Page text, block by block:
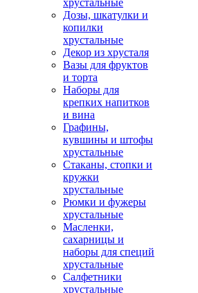
хрустальные
Дозы, шкатулки и
копилки
хрустальные
Декор из хрусталя
Вазы для фруктов
и торта
Наборы для
крепких напитков
и вина
Графины,
кувшины и штофы
хрустальные
Стаканы, стопки и
кружки
хрустальные
Рюмки и фужеры
хрустальные
Масленки,
сахарницы и
наборы для специй
хрустальные
Салфетники
хрустальные